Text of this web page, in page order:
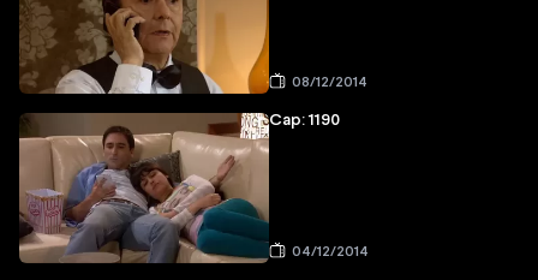
08/12/2014
Cap: 1190
04/12/2014